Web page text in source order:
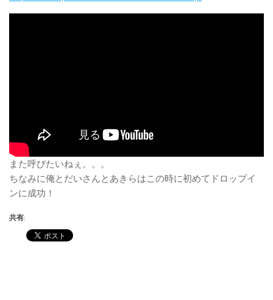
また呼びたいねぇ。。。
ちなみに俺とだいさんとあきらはこの時に初めてドロップイ
ンに成功！
共有: